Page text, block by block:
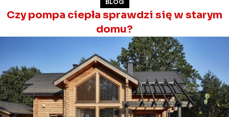
BLOG
Czy pompa ciepła sprawdzi się w starym
domu?